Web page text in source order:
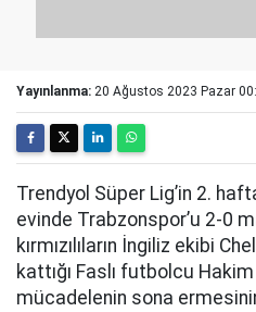
Yayınlanma: 20 Ağustos 2023 Pazar
Trendyol Süper Lig’in 2.
evinde Trabzonspor’u 2-0
kırmızılıların İngiliz ekibi
kattığı Faslı futbolcu
mücadelenin sona